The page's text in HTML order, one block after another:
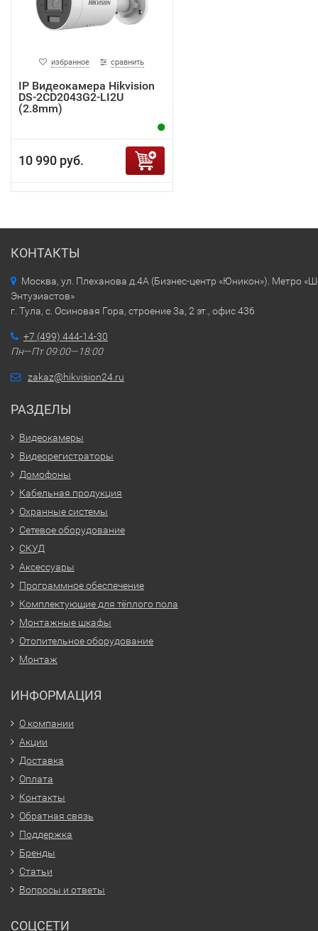
избранное сравнить
IP Видеокамера Hikvision
DS-2CD2043G2-LI2U
(2.8mm)
10 990 руб.
КОНТАКТЫ
Москва, ул. Плеханова д.4А (Бизнес-центр «Юникон»). Метро
Энтузиастов»
г. Тула, с. Осиновая Гора, строение 3а, 2 эт., офис 436
+7 (499) 444-14-30
Пн—Пт 09:00—18:00
zakaz@hikvision24.ru
РАЗДЕЛЫ
Видеокамеры
Видеорегистраторы
Домофоны
Кабельная продукция
Охранные системы
Сетевое оборудование
СКУД
Аксессуары
Программное обеспечение
Комплектующие для тёплого пола
Монтажные шкафы
Отопительное оборудование
Монтаж
ИНФОРМАЦИЯ
О компании
Акции
Доставка
Оплата
Контакты
Обратная связь
Поддержка
Бренды
Статьи
Вопросы и ответы
СОЦСЕТИ